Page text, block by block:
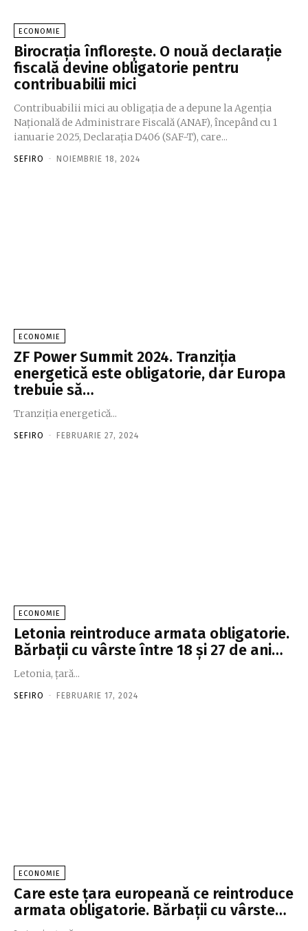
ECONOMIE
Birocrația înflorește. O nouă declarație
fiscală devine obligatorie pentru
contribuabilii mici
Contribuabilii mici au obligaţia de a depune la Agenţia
Naţională de Administrare Fiscală (ANAF), începând cu 1
ianuarie 2025, Declaraţia D406 (SAF-T), care...
SEFIRO - NOIEMBRIE 18, 2024
ECONOMIE
ZF Power Summit 2024. Tranziţia
energetică este obligatorie, dar Europa
trebuie să…
Tranziţia energetică...
SEFIRO - FEBRUARIE 27, 2024
ECONOMIE
Letonia reintroduce armata obligatorie.
Bărbaţii cu vârste între 18 şi 27 de ani…
Letonia, ţară...
SEFIRO - FEBRUARIE 17, 2024
ECONOMIE
Care este ţara europeană ce reintroduce
armata obligatorie. Bărbaţii cu vârste…